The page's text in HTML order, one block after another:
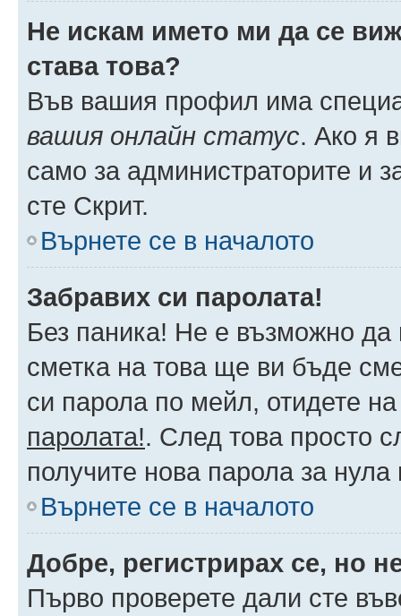
Не искам името ми да се
става това?
Във вашия профил има
вашия онлайн статус. Ако я
само за администраторите и
сте Скрит.
Върнете се в началото
Забравих си паролата!
Без паника! Не е възможно да
сметка на това ще ви бъде
си парола по мейл, отидете
паролата!. След това просто
получите нова парола за
Върнете се в началото
Добре, регистрирах се, но
Първо проверете дали сте